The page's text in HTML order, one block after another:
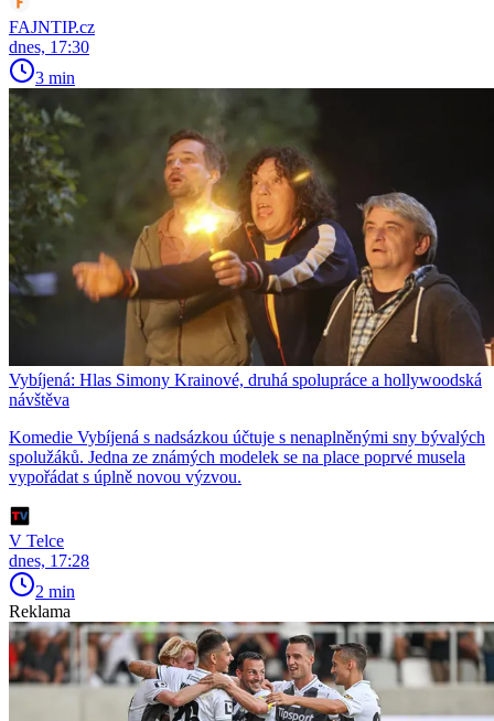
FAJNTIP.cz
dnes, 17:30
3 min
Vybíjená: Hlas Simony Krainové, druhá spolupráce a hollywoodská
návštěva
Komedie Vybíjená s nadsázkou účtuje s nenaplněnými sny bývalých
spolužáků. Jedna ze známých modelek se na place poprvé musela
vypořádat s úplně novou výzvou.
V Telce
dnes, 17:28
2 min
Reklama